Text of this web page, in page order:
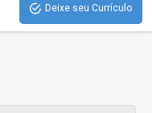
Deixe seu Currículo